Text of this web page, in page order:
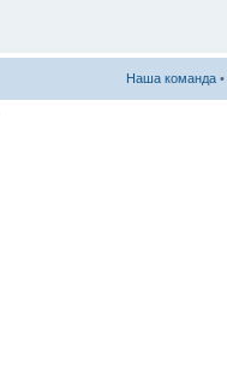
Наша команда •